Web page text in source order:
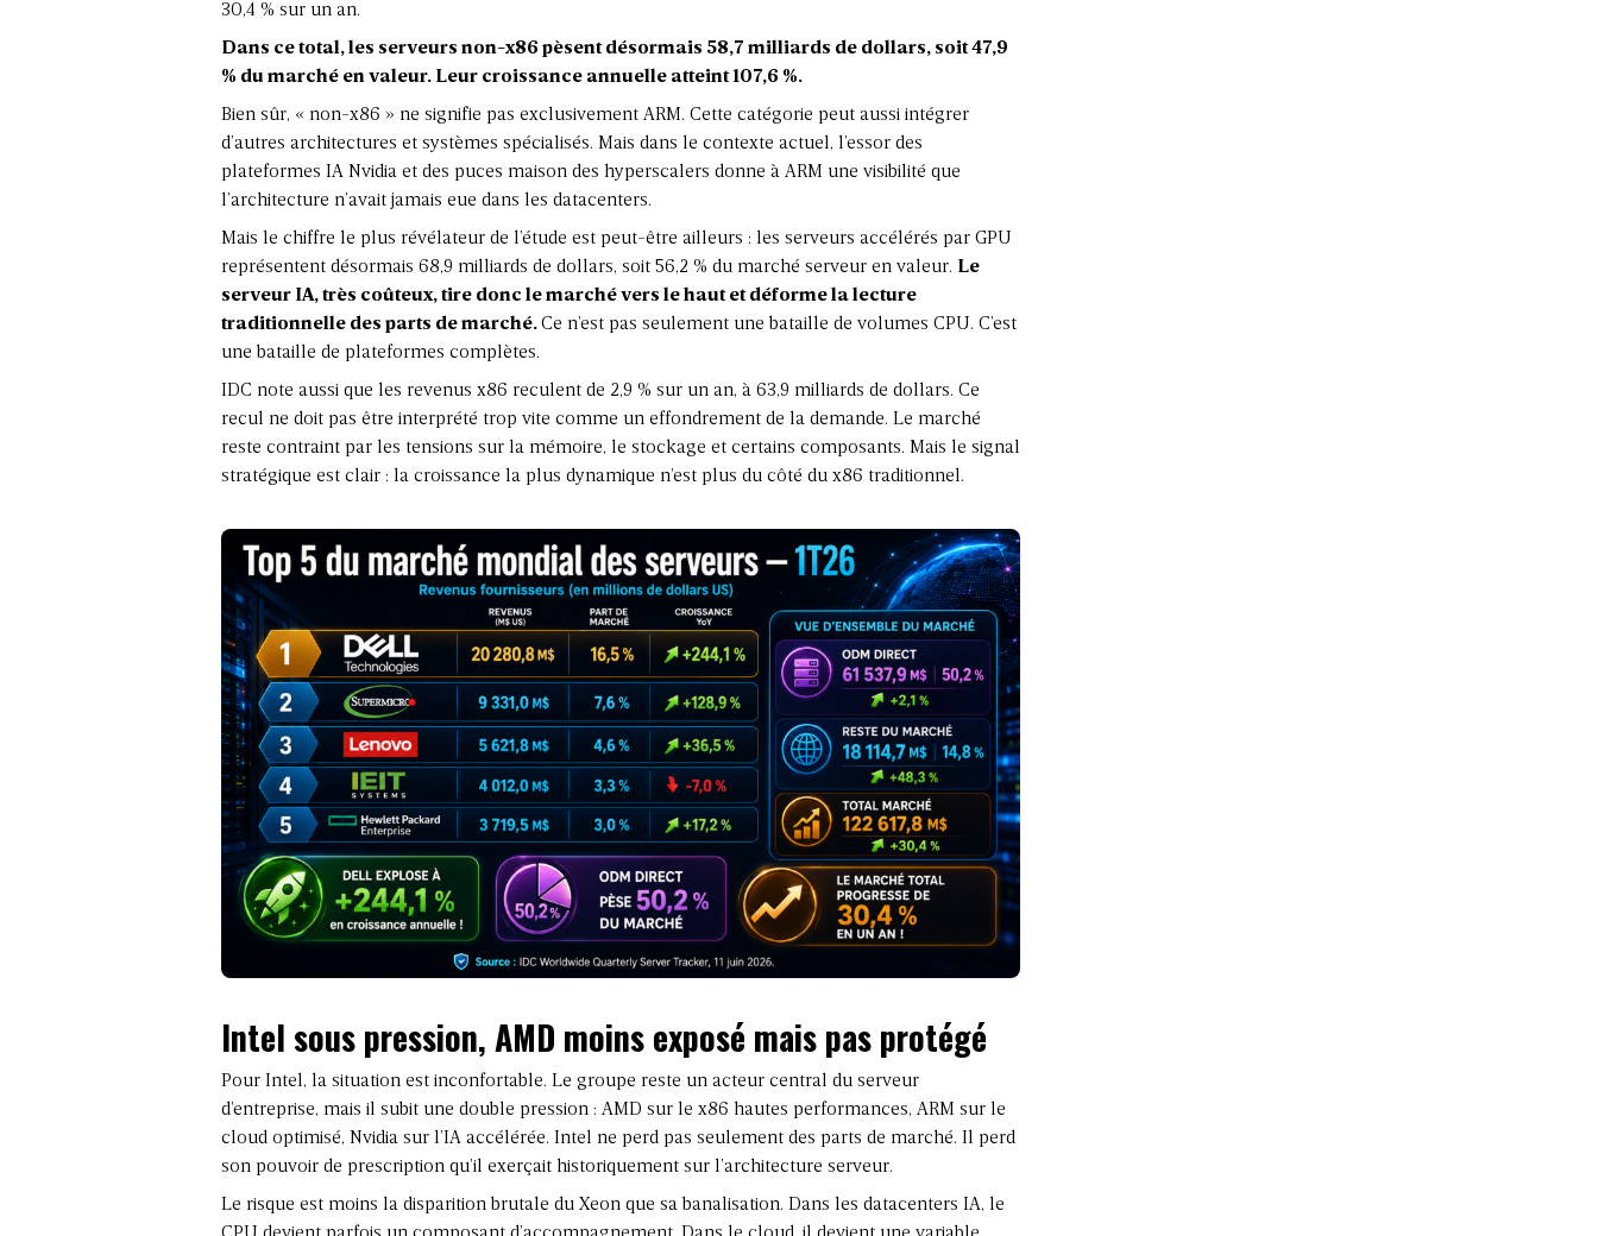
30,4 % sur un an.
Dans ce total, les serveurs non-x86 pèsent désormais 58,7 milliards de dollars, soit 47,9
% du marché en valeur. Leur croissance annuelle atteint 107,6 %.
Bien sûr, « non-x86 » ne signifie pas exclusivement ARM. Cette catégorie peut aussi intégrer
d’autres architectures et systèmes spécialisés. Mais dans le contexte actuel, l’essor des
plateformes IA Nvidia et des puces maison des hyperscalers donne à ARM une visibilité que
l’architecture n’avait jamais eue dans les datacenters.
Mais le chiffre le plus révélateur de l’étude est peut-être ailleurs : les serveurs accélérés par GPU
représentent désormais 68,9 milliards de dollars, soit 56,2 % du marché serveur en valeur. Le
serveur IA, très coûteux, tire donc le marché vers le haut et déforme la lecture
traditionnelle des parts de marché.Ce n’est pas seulement une bataille de volumes CPU. C’est
une bataille de plateformes complètes.
IDC note aussi que les revenus x86 reculent de 2,9 % sur un an, à 63,9 milliards de dollars. Ce
recul ne doit pas être interprété trop vite comme un effondrement de la demande. Le marché
reste contraint par les tensions sur la mémoire, le stockage et certains composants. Mais le signal
stratégique est clair : la croissance la plus dynamique n’est plus du côté du x86 traditionnel.
Intel sous pression, AMD moins exposé mais pas protégé
Pour Intel, la situation est inconfortable. Le groupe reste un acteur central du serveur
d’entreprise, mais il subit une double pression : AMD sur le x86 hautes performances, ARM sur le
cloud optimisé, Nvidia sur l’IA accélérée. Intel ne perd pas seulement des parts de marché. Il perd
son pouvoir de prescription qu’il exerçait historiquement sur l’architecture serveur.
Le risque est moins la disparition brutale du Xeon que sa banalisation. Dans les datacenters IA, le